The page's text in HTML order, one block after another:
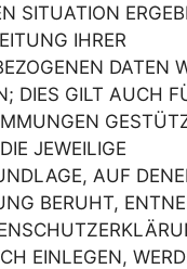
SITUATION
IHRER
DATEN
DIES GILT AUCH
JEWEILIGE
AUF
BERUHT,
EINLEGEN,